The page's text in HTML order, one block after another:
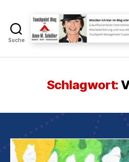
Suche
M.
Schlagwort: